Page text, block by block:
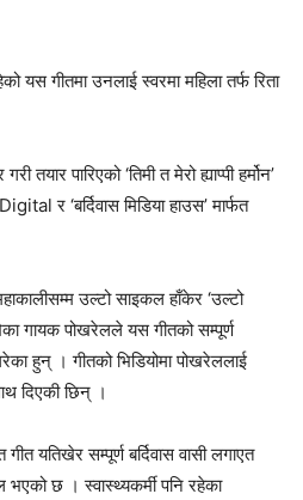
गीतमा उनलाई स्वरमा महिला तर्फ रिता
पारिएको ‘तिमी त मेरो ह्याप्पी हर्मोन’
र ‘बर्दिवास मिडिया हाउस’ मार्फत
उल्टो साइकल हाँकेर ‘उल्टो
गायक पोखरेलले यस गीतको सम्पूर्ण
हुन् । गीतको भिडियोमा पोखरेललाई
दिएकी छिन् ।
यतिखेर सम्पूर्ण बर्दिवास वासी लगाएत
छ । स्वास्थ्यकर्मी पनि रहेका